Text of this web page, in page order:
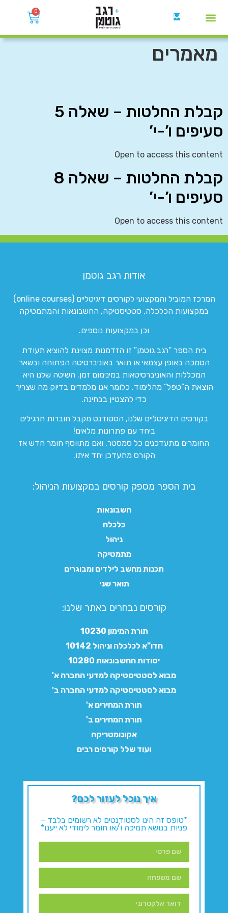
0
מאמרים
קבלת החלטות – שאלה 5
סעיפים ו’-י’
Open to access this content
קבלת החלטות – שאלה 8
סעיפים ו’-י’
Open to access this content
אודות רגב גוטמן
המרכז המוביל והמקצועי לקורסים דיגיטליים (online courses)
במקצועות הכלכלה, סטטיסטיקה, החשבונאות והמתמטיקה
וכן במקצועות נוספים.
בית הספר “רגב גוטמן” זו הזדמנות מצוינת להוציא תעודת
הסמכה באופן עצמאי או תואר באוניברסיטה הפתוחה ובשאר
המכללות והאוניברסיטאות במינימום זמן. השיטה שלנו היא
הוצאת ה”טפל” מהלימוד. כלומר אנו מלמדים בדיוק מה שצריך
כדי להצטיין בבחינה.
בקורסים הדיגיטליים שלנו, הסטודנט מקבל חוברות תרגילים
ביחד עם פתרונות מלאים!
החומרים מתעדכנים כל סמסטר, ואם מתווסף חומר חדש אז
הקורס מתעדכן יחד איתו.
בית הספר מספק קורסים במקצועות הניהול:
חשבונאות
כלכלה
ניהול
מתמטיקה
תכנות מחשב לילדים ומבוגרים
תואר שני
קורסים נבחרים באתר שלנו:​
תורת המימון 10230
חדו"א לכלכלה וניהול 10142
יסודות החשבונאות 10280
מבוא לסטטיסטיקה למדעי החברה א'
מבוא לסטטיסטיקה למדעי החברה ב'
תורת המחירים א'
תורת המחירים ב'
אקונומטריקה
ועוד שלל קורסים רבים
איך נוכל לעזור לכם?
*טופס זה הינו לסטודנטים לא רשומים בלבד –
פניות בנושא תמיכה ו/או חומר לימודי לא ייענו*